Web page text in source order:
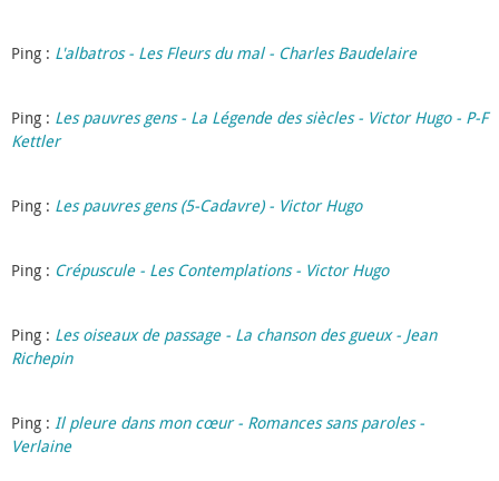
Ping : L'albatros - Les Fleurs du mal - Charles Baudelaire
Ping : Les pauvres gens - La Légende des siècles - Victor Hugo - P-F
Kettler
Ping : Les pauvres gens (5-Cadavre) - Victor Hugo
Ping : Crépuscule - Les Contemplations - Victor Hugo
Ping : Les oiseaux de passage - La chanson des gueux - Jean
Richepin
Ping : Il pleure dans mon cœur - Romances sans paroles -
Verlaine